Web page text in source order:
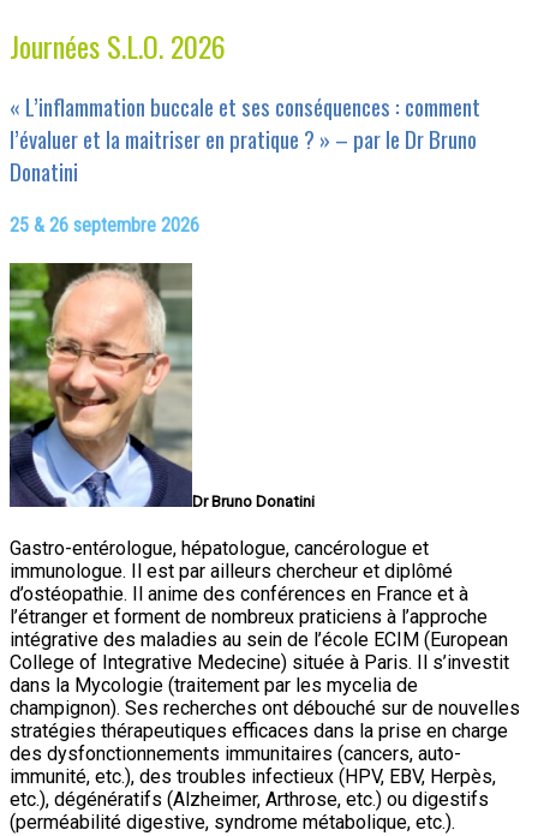
Journées S.L.O. 2026
« L’inflammation buccale et ses conséquences : comment
l’évaluer et la maitriser en pratique ? » – par le Dr Bruno
Donatini
25 & 26 septembre 2026
Dr Bruno Donatini
Gastro-entérologue, hépatologue, cancérologue et
immunologue. Il est par ailleurs chercheur et diplômé
d’ostéopathie. Il anime des conférences en France et à
l’étranger et forment de nombreux praticiens à l’approche
intégrative des maladies au sein de l’école ECIM (European
College of Integrative Medecine) située à Paris. Il s’investit
dans la Mycologie (traitement par les mycelia de
champignon). Ses recherches ont débouché sur de nouvelles
stratégies thérapeutiques efficaces dans la prise en charge
des dysfonctionnements immunitaires (cancers, auto-
immunité, etc.), des troubles infectieux (HPV, EBV, Herpès,
etc.), dégénératifs (Alzheimer, Arthrose, etc.) ou digestifs
(perméabilité digestive, syndrome métabolique, etc.).